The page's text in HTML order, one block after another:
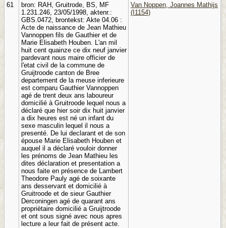
61
bron: RAH, Gruitrode, BS, MF
1.231.246, 23/05/1998, aktenr.:
GBS.0472, brontekst: Akte 04.06 :
Acte de naissance de Jean Mathieu
Vannoppen fils de Gauthier et de
Marie Elisabeth Houben. L'an mil
huit cent quainze ce dix neuf janvier
pardevant nous maire officier de
l'etat civil de la commune de
Gruijtroode canton de Bree
departement de la meuse inferieure
est comparu Gauthier Vannoppen
agé de trent deux ans laboureur
domicilié à Gruitroode lequel nous a
déclaré que hier soir dix huit janvier
a dix heures est né un infant du
sexe masculin lequel il nous a
presenté. De lui declarant et de son
épouse Marie Elisabeth Houben et
auquel il a déclaré vouloir donner
les prénoms de Jean Mathieu les
dites déclaration et presentation a
nous faite en présence de Lambert
Theodore Pauly agé de soixante
ans desservant et domicilié à
Gruitroode et de sieur Gauthier
Derconingen agé de quarant ans
propriètaire domicilié a Gruijtroode
et ont sous signé avec nous apres
lecture a leur fait de présent acte.
Van Noppen, Joannes Mathijs
(I1154)